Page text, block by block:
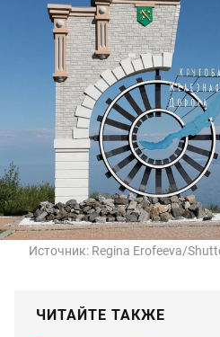
Источник: Regina Erofeeva/
ЧИТАЙТЕ ТАКЖЕ